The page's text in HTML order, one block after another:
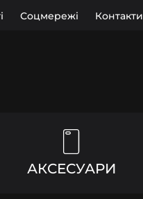
Соцмережі Контакти
АКСЕСУАРИ